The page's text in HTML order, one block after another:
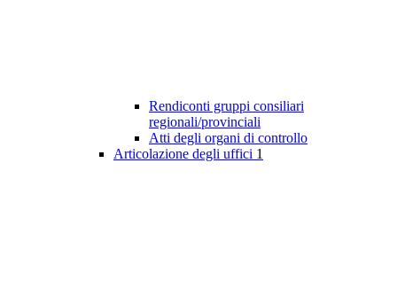
Rendiconti gruppi consiliari
regionali/provinciali
Atti degli organi di controllo
Articolazione degli uffici 1